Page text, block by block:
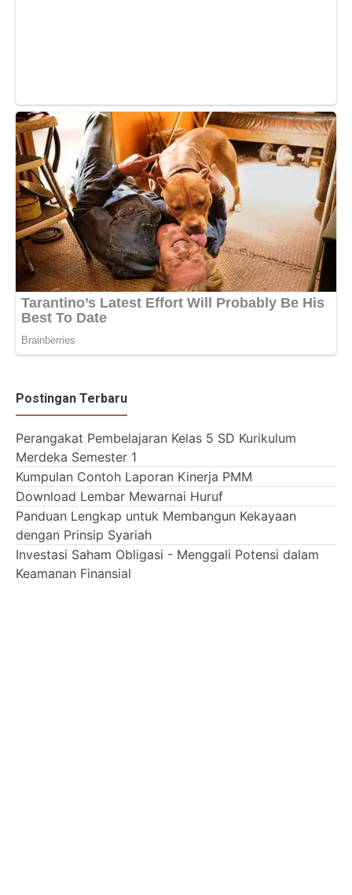
Postingan Terbaru
Perangakat Pembelajaran Kelas 5 SD Kurikulum
Merdeka Semester 1
Kumpulan Contoh Laporan Kinerja PMM
Download Lembar Mewarnai Huruf
Panduan Lengkap untuk Membangun Kekayaan
dengan Prinsip Syariah
Investasi Saham Obligasi - Menggali Potensi dalam
Keamanan Finansial